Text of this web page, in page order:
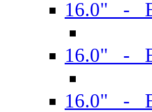
16.0" -
16.0" -
16.0" -